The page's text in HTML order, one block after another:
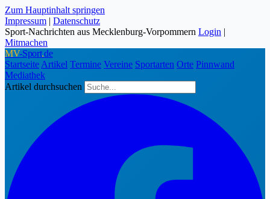
Zum Hauptinhalt springen
Impressum | Datenschutz
Sport-Nachrichten aus Mecklenburg-Vorpommern Login |
Mitmachen
MV-Sport.de
Startseite Artikel Termine Vereine Sportarten Orte Pinnwand
Mediathek
Artikel durchsuchen